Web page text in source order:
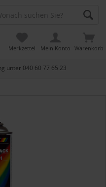
unter 040 60 77 65 23
Warenkorb
Merkzettel Mein Konto